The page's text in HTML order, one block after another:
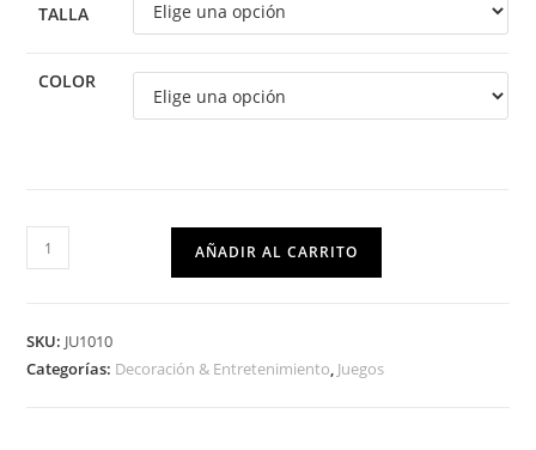
TALLA
COLOR
AÑADIR AL CARRITO
SKU: JU1010
Categorías: Decoración & Entretenimiento, Juegos